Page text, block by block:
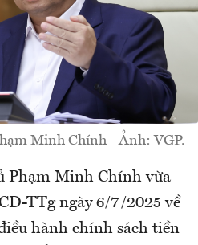
Minh Chính - Ảnh: VGP.
Phạm Minh Chính vừa
TTg ngày 6/7/2025 về
hành chính sách tiền